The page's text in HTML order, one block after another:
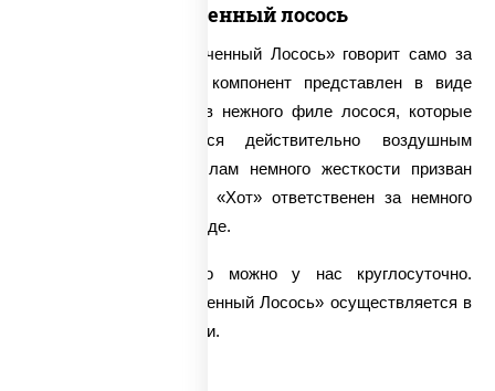
Запеченный лосось
Название ролла «Запеченный Лосось» говорит само за
себя – основной его компонент представлен в виде
слабосоленых кусочков нежного филе лосося, которые
эффектно дополняются действительно воздушным
омлетом. Придать роллам немного жесткости призван
свежий огурец, а соус «Хот» ответственен за немного
островатые нотки в блюде.
Заказать такое блюдо можно у нас круглосуточно.
Доставка ролла «Запеченный Лосось» осуществляется в
самые кратчайшие сроки.